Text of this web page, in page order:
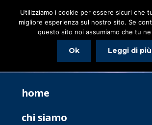
home
chi siamo
Utilizziamo i cookie per essere sicuri che
migliore esperienza sul nostro sito. Se
questo sito noi assumiamo che tu
Ok Leggi di più